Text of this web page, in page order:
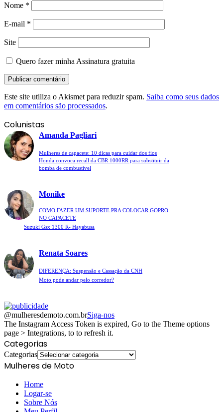
Nome *
E-mail *
Site
Quero fazer minha Assinatura gratuita
Este site utiliza o Akismet para reduzir spam. Saiba como seus dados
em comentários são processados.
Colunistas
Amanda Pagliari
Mulheres de capacete: 10 dicas para cuidar dos fios
Honda convoca recall da CBR 1000RR para substituir da
bomba de combustível
Monike
COMO FAZER UM SUPORTE PRA COLOCAR GOPRO
NO CAPACETE
Suzuki Gsx 1300 R- Hayabusa
Renata Soares
DIFERENÇA: Suspensão e Cassação da CNH
Moto pode andar pelo corredor?
@mulheresdemoto.com.brSiga-nos
The Instagram Access Token is expired, Go to the Theme options
page > Integrations, to to refresh it.
Categorias
Categorias
Mulheres de Moto
Home
Logar-se
Sobre Nós